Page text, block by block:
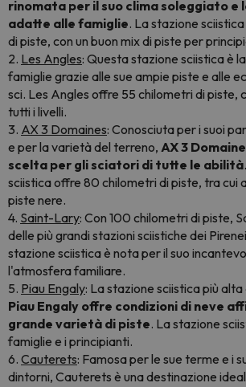
rinomata per il suo clima soleggiato e
adatte alle famiglie. La stazione
di piste, con un buon mix di piste per
2. Les Angles: Questa stazione sciistica è
famiglie grazie alle sue ampie piste e alle
sci. Les Angles offre 55 chilometri di piste,
tutti i livelli.
3. AX 3 Domaines: Conosciuta per i suoi
e per la varietà del terreno, AX 3
scelta per gli sciatori di tutte le abilità
sciistica offre 80 chilometri di piste, tra cui
piste nere.
4. Saint-Lary: Con 100 chilometri di piste,
delle più grandi stazioni sciistiche dei
stazione sciistica è nota per il suo
l'atmosfera familiare.
5. Piau Engaly: La stazione sciistica più
Piau Engaly offre condizioni di neve
grande varietà di piste. La stazione
famiglie e i principianti.
6. Cauterets: Famosa per le sue terme e i
dintorni, Cauterets è una destinazione